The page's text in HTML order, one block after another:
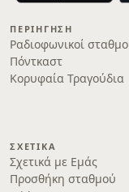
ΠΕΡΙΉΓΗΣΗ
Ραδιοφωνικοί
Πόντκαστ
Κορυφαία Τραγούδια
ΣΧΕΤΙΚΆ
Σχετικά με Εμάς
Προσθήκη σταθμού